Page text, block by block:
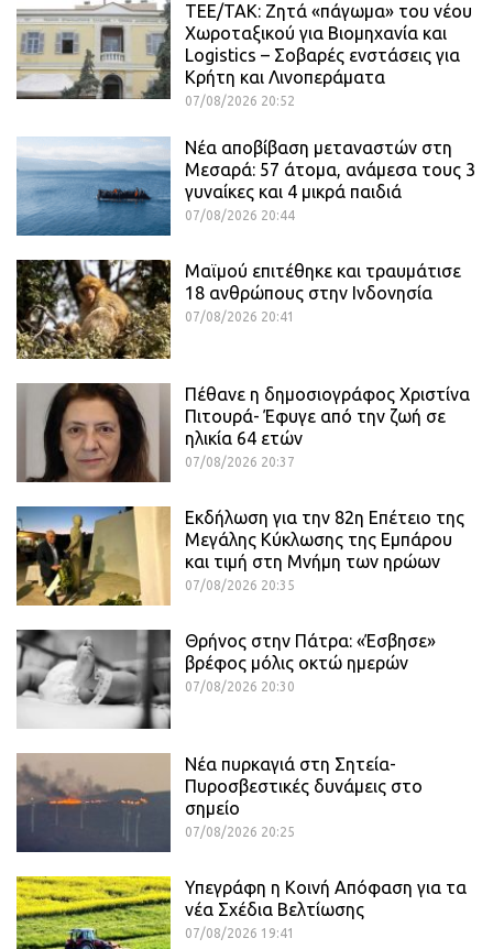
ΤΕΕ/ΤΑΚ: Ζητά «πάγωμα» του νέου
Χωροταξικού για Βιομηχανία και
Logistics – Σοβαρές ενστάσεις για
Κρήτη και Λινοπεράματα
07/08/2026 20:52
Νέα αποβίβαση μεταναστών στη
Μεσαρά: 57 άτομα, ανάμεσα τους 3
γυναίκες και 4 μικρά παιδιά
07/08/2026 20:44
Μαϊμού επιτέθηκε και τραυμάτισε
18 ανθρώπους στην Ινδονησία
07/08/2026 20:41
Πέθανε η δημοσιογράφος Χριστίνα
Πιτουρά- Έφυγε από την ζωή σε
ηλικία 64 ετών
07/08/2026 20:37
Εκδήλωση για την 82η Επέτειο της
Μεγάλης Κύκλωσης της Εμπάρου
και τιμή στη Μνήμη των ηρώων
07/08/2026 20:35
Θρήνος στην Πάτρα: «Έσβησε»
βρέφος μόλις οκτώ ημερών
07/08/2026 20:30
Νέα πυρκαγιά στη Σητεία-
Πυροσβεστικές δυνάμεις στο
σημείο
07/08/2026 20:25
Υπεγράφη η Κοινή Απόφαση για τα
νέα Σχέδια Βελτίωσης
07/08/2026 19:41